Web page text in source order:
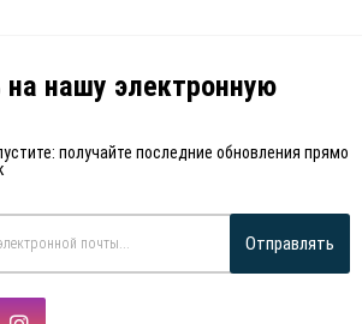
нашу электронную
получайте последние обновления прямо
Отправлять